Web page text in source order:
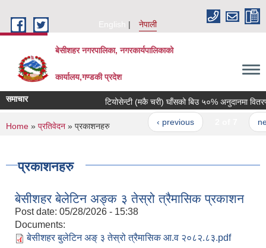
English
नेपाली
बेसीशहर नगरपालिका, नगरकार्यपालिकाको
कार्यालय,गण्डकी प्रदेश
समाचार टियोसेन्टी (मकै चरी) घाँसको बिउ ५०% अनुदानमा वितरण
‹ previous next
You are here
Home » प्रतिवेदन » प्रकाशनहरु
प्रकाशनहरु
बेसीशहर बेलेटिन अङ्क ३ तेस्रो त्रैमासिक प्रकाशन
Post date: 05/28/2026 - 15:38
Documents:
बेसीशहर बुलेटिन अङ् ३ तेस्रो त्रैमासिक आ.व २०८२.८३.pdf